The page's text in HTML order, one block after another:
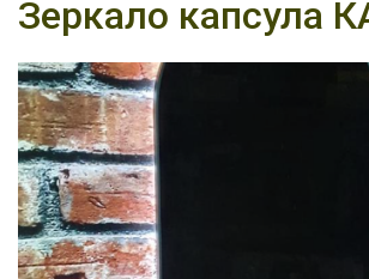
Зеркало капсула